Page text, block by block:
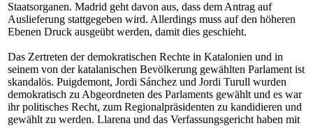
Staatsorganen. Madrid geht davon aus, dass dem Antrag auf
Auslieferung stattgegeben wird. Allerdings muss auf den höheren
Ebenen Druck ausgeübt werden, damit dies geschieht.
Das Zertreten der demokratischen Rechte in Katalonien und in
seinem von der katalanischen Bevölkerung gewählten Parlament ist
skandalös. Puigdemont, Jordi Sánchez und Jordi Turull wurden
demokratisch zu Abgeordneten des Parlaments gewählt und es war
ihr politisches Recht, zum Regionalpräsidenten zu kandidieren und
gewählt zu werden. Llarena und das Verfassungsgericht haben mit